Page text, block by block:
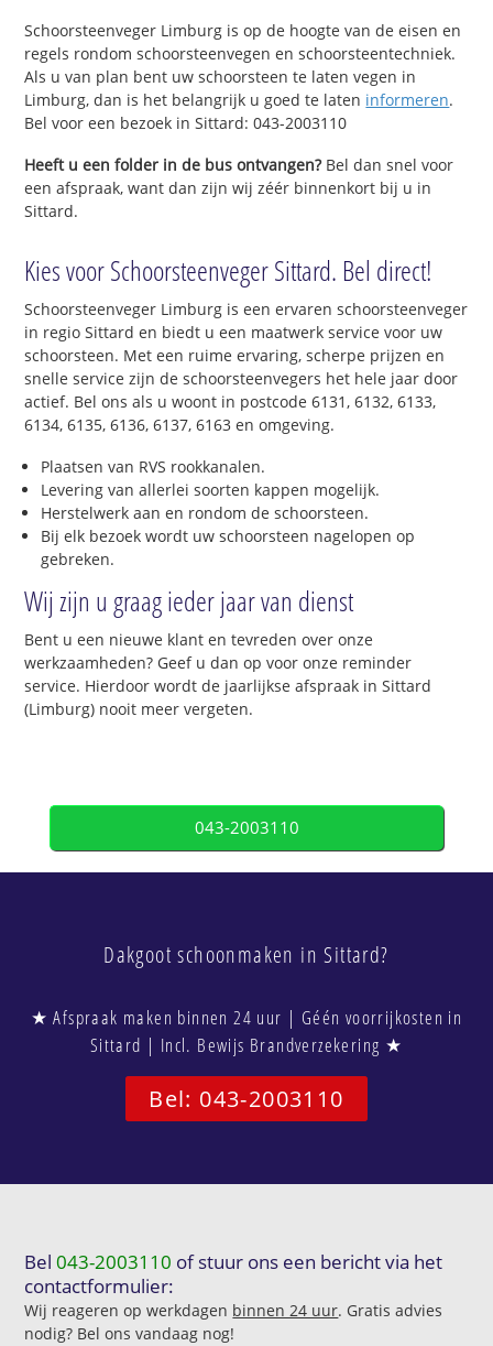
Schoorsteenveger Limburg is op de hoogte van de eisen en
regels rondom schoorsteenvegen en schoorsteentechniek.
Als u van plan bent uw schoorsteen te laten vegen in
Limburg, dan is het belangrijk u goed te laten informeren.
Bel voor een bezoek in Sittard: 043-2003110
Heeft u een folder in de bus ontvangen?Bel dan snel voor
een afspraak, want dan zijn wij zéér binnenkort bij u in
Sittard.
Kies voor Schoorsteenveger Sittard. Bel direct!
Schoorsteenveger Limburg is een ervaren schoorsteenveger
in regio Sittard en biedt u een maatwerk service voor uw
schoorsteen. Met een ruime ervaring, scherpe prijzen en
snelle service zijn de schoorsteenvegers het hele jaar door
actief. Bel ons als u woont in postcode 6131, 6132, 6133,
6134, 6135, 6136, 6137, 6163 en omgeving.
Plaatsen van RVS rookkanalen.
Levering van allerlei soorten kappen mogelijk.
Herstelwerk aan en rondom de schoorsteen.
Bij elk bezoek wordt uw schoorsteen nagelopen op
gebreken.
Wij zijn u graag ieder jaar van dienst
Bent u een nieuwe klant en tevreden over onze
werkzaamheden? Geef u dan op voor onze reminder
service. Hierdoor wordt de jaarlijkse afspraak in Sittard
(Limburg) nooit meer vergeten.
043-2003110
Dakgoot schoonmaken in Sittard?
★ Afspraak maken binnen 24 uur | Géén voorrijkosten in
Sittard | Incl. Bewijs Brandverzekering ★
Bel: 043-2003110
Bel043-2003110 of stuur ons een bericht via het
contactformulier:
Wij reageren op werkdagen binnen 24 uur. Gratis advies
nodig? Bel ons vandaag nog!